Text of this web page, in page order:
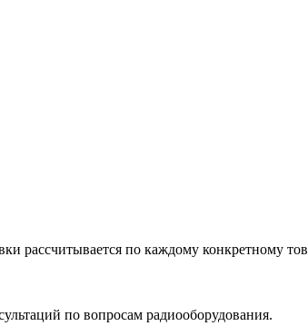
рассчитывается по каждому конкретному
по вопросам радиооборудования.